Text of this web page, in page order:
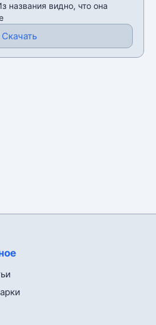
названия видно, что она
Скачать